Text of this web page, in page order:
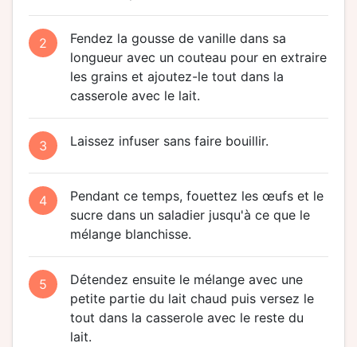
2
Fendez la gousse de vanille dans sa
longueur avec un couteau pour en extraire
les grains et ajoutez-le tout dans la
casserole avec le lait.
3 Laissez infuser sans faire bouillir.
4
Pendant ce temps, fouettez les œufs et le
sucre dans un saladier jusqu'à ce que le
mélange blanchisse.
5
Détendez ensuite le mélange avec une
petite partie du lait chaud puis versez le
tout dans la casserole avec le reste du
lait.